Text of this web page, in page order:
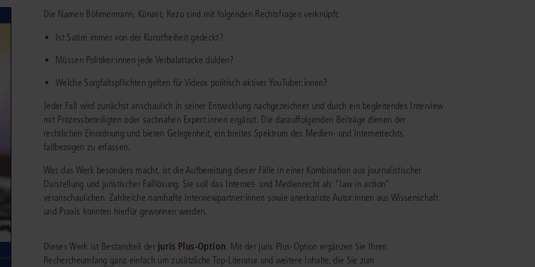
Finden Sie Lösungen und Inhalte, die zu Ihrem Fachgebiet passen.
Arbeitsrecht
Außenwirtschaftsrecht
Compliance
Datenschutzrecht
Erbrecht
Familienrecht
Handels- und Gesellschaftsrecht
IT-und Medienrecht
Notare
Sozialrecht
Strafrecht
Unternehmensjuristen
Wettbewerbs- und
JURIS BUSINESS
Praxisnah und intuitiv: Schutz vor rechtlichen
Risikenfür Unternehmen, Institutionen
und Steuerberater
mehr erfahren
wichtigen Fachgebieten.
mehr erfahren
4466
für eine erste Produktempfehlung.
Vereine und Verbände
Unternehmen
Referendariat
Studium und Hochschule
WEITERE SERVICES
FAQ
Downloads
Veranstaltungen
juris PraxisReporte
4422 (Mo-Fr 8-18 Uhr).
Die Namen Böhmermann, Künast, Rezo sind mit folgenden Rechtsfragen verknüpft:
Ist Satire immer von der Kunstfreiheit gedeckt?
Müssen Politiker:innen jede Verbalattacke dulden?
Welche Sorgfaltspflichten gelten für Videos politisch aktiver YouTuber:innen?
Jeder Fall wird zunächst anschaulich in seiner Entwicklung nachgezeichnet und durch ein begleitendes Interview
mit Prozessbeteiligten oder sachnahen Expert:innen ergänzt. Die darauffolgenden Beiträge dienen der
rechtlichen Einordnung und bieten Gelegenheit, ein breites Spektrum des Medien- und Internetrechts
fallbezogen zu erfassen.
Was das Werk besonders macht, ist die Aufbereitung dieser Fälle in einer Kombination aus journalistischer
Darstellung und juristischer Falllösung. Sie soll das Internet- und Medienrecht als "law in action"
veranschaulichen. Zahlreiche namhafte Interviewpartner:innen sowie anerkannte Autor:innen aus Wissenschaft
und Praxis konnten hierfür gewonnen werden.
Dieses Werk ist Bestandteil der juris Plus-Option. Mit der juris Plus-Option ergänzen Sie Ihren
Rechercheumfang ganz einfach um zusätzliche Top-Literatur und weitere Inhalte, die Sie zum